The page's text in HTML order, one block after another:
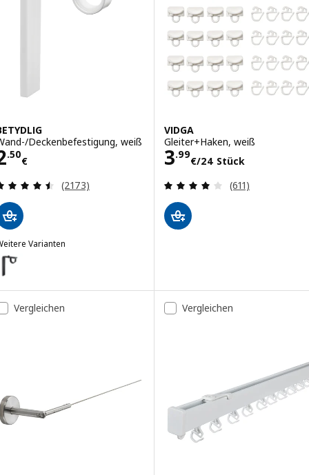
Deckenbefestigung, weiß
.50
€ 2.50€
Bewertungen: 4.5 von 5 Sternen. Bewertungen
(2173)
Varianten
BETYDLIG, Wand-/Deckenbefestigung, schwarz
VIDGA
Gleiter+Haken, weiß
3.99
€/24 Stück
Preis 3.99€/24
Bewertungen:
(611)
Vergleichen Vergleichen